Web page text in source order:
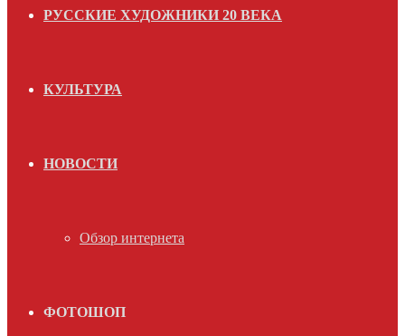
РУССКИЕ ХУДОЖНИКИ 20 ВЕКА
КУЛЬТУРА
НОВОСТИ
Обзор интернета
ФОТОШОП